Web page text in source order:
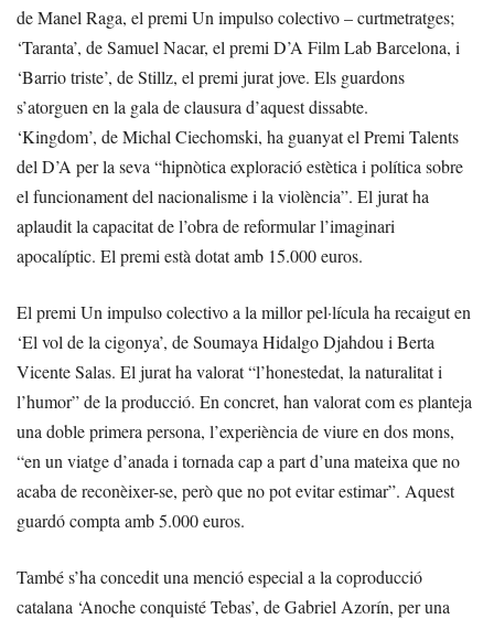
de Manel Raga, el premi Un impulso colectivo – curtmetratges;
‘Taranta’, de Samuel Nacar, el premi D’A Film Lab Barcelona, i
‘Barrio triste’, de Stillz, el premi jurat jove. Els guardons
s’atorguen en la gala de clausura d’aquest dissabte.
‘Kingdom’, de Michal Ciechomski, ha guanyat el Premi Talents
del D’A per la seva “hipnòtica exploració estètica i política sobre
el funcionament del nacionalisme i la violència”. El jurat ha
aplaudit la capacitat de l’obra de reformular l’imaginari
apocalíptic. El premi està dotat amb 15.000 euros.
El premi Un impulso colectivo a la millor pel·lícula ha recaigut en
‘El vol de la cigonya’, de Soumaya Hidalgo Djahdou i Berta
Vicente Salas. El jurat ha valorat “l’honestedat, la naturalitat i
l’humor” de la producció. En concret, han valorat com es planteja
una doble primera persona, l’experiència de viure en dos mons,
“en un viatge d’anada i tornada cap a part d’una mateixa que no
acaba de reconèixer-se, però que no pot evitar estimar”. Aquest
guardó compta amb 5.000 euros.
També s’ha concedit una menció especial a la coproducció
catalana ‘Anoche conquisté Tebas’, de Gabriel Azorín, per una